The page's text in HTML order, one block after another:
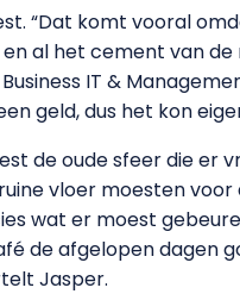
“Dat komt vooral
al het cement van
IT &
geld, dus het kon
de oude sfeer die er
vloer moesten
wat er moest
de afgelopen dagen
Jasper.